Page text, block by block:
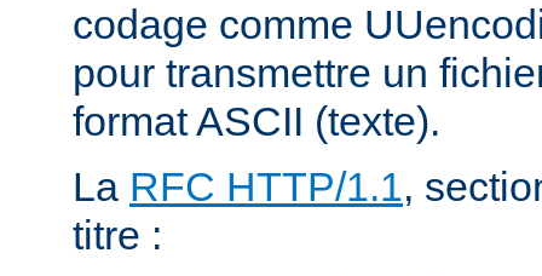
codage comme
pour transmettre un
format ASCII (texte).
La RFC HTTP/1.1,
titre :